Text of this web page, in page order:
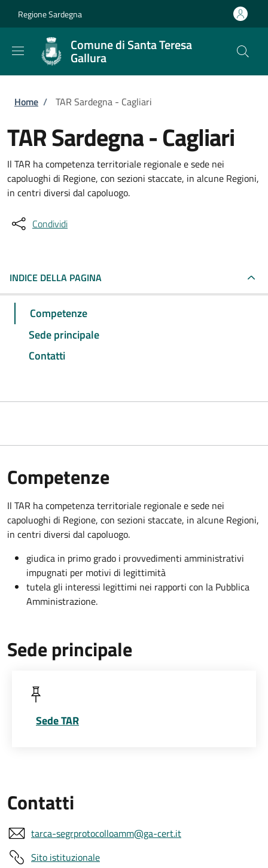
Regione Sardegna
Comune di Santa Teresa
Gallura
Briciole di pane
Home / TAR Sardegna - Cagliari
TAR Sardegna - Cagliari
Il TAR ha competenza territoriale regionale e sede nei
capoluoghi di Regione, con sezioni staccate, in alcune Regioni,
in centri diversi dal capoluogo.
Condividi
INDICE DELLA PAGINA
Competenze
Sede principale
Contatti
Competenze
Il TAR ha competenza territoriale regionale e sede nei
capoluoghi di Regione, con sezioni staccate, in alcune Regioni,
in centri diversi dal capoluogo.
giudica in primo grado i provvedimenti amministrativi
impugnati per motivi di legittimità
tutela gli interessi legittimi nei rapporti con la Pubblica
Amministrazione.
Sede principale
Sede TAR
Contatti
tarca-segrprotocolloamm@ga-cert.it
Sito istituzionale